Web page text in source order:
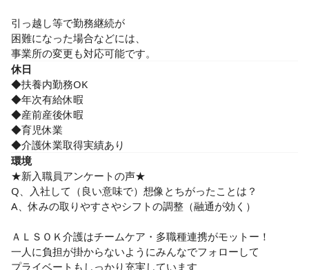
引っ越し等で勤務継続が
困難になった場合などには、
事業所の変更も対応可能です。
休日
◆扶養内勤務OK
◆年次有給休暇
◆産前産後休暇
◆育児休業
◆介護休業取得実績あり
環境
★新入職員アンケートの声★
Q、入社して（良い意味で）想像とちがったことは？
A、休みの取りやすさやシフトの調整（融通が効く）
ＡＬＳＯＫ介護はチームケア・多職種連携がモットー！
一人に負担が掛からないようにみんなでフォローして
プライベートもしっかり充実しています